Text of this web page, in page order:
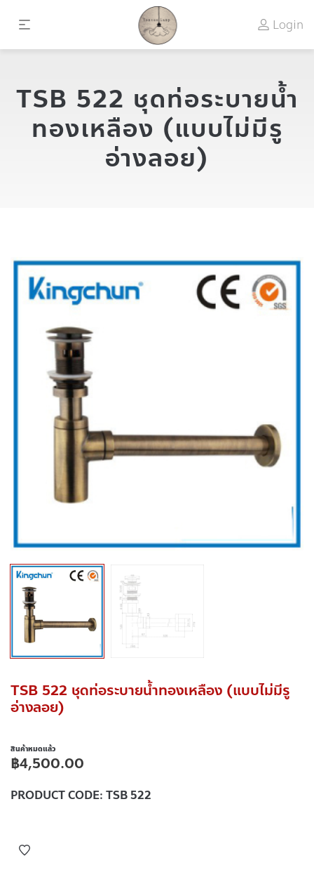
Login
TSB 522 ชุดท่อระบายน้ำ
ทองเหลือง (แบบไม่มีรู
อ่างลอย)
TSB 522 ชุดท่อระบายน้ำทองเหลือง (แบบไม่มีรู
อ่างลอย)
สินค้าหมดแล้ว
฿4,500.00
PRODUCT CODE: TSB 522